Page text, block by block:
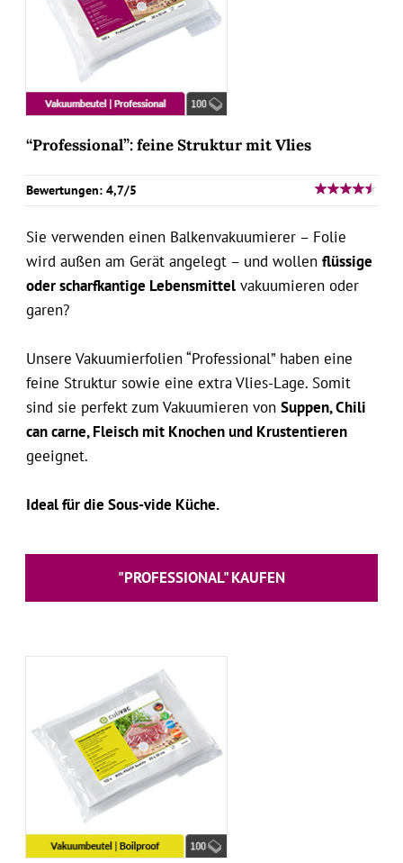
“Professional”: feine Struktur mit Vlies
Bewertungen: 4,7/5
Sie verwenden einen Balkenvakuumierer – Folie
wird außen am Gerät angelegt – und wollen flüssige
oder scharfkantige Lebensmittel vakuumieren oder
garen?
Unsere Vakuumierfolien “Professional” haben eine
feine Struktur sowie eine extra Vlies-Lage. Somit
sind sie perfekt zum Vakuumieren von Suppen, Chili
can carne, Fleisch mit Knochen und Krustentieren
geeignet.
Ideal für die Sous-vide Küche.
"PROFESSIONAL" KAUFEN